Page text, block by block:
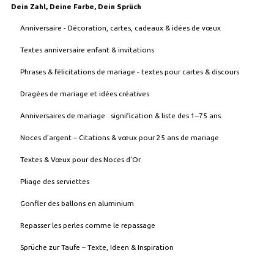
Dein Zahl, Deine Farbe, Dein Sprüch
Anniversaire - Décoration, cartes, cadeaux & idées de vœux
Textes anniversaire enfant & invitations
Phrases & félicitations de mariage - textes pour cartes & discours
Dragées de mariage et idées créatives
Anniversaires de mariage : signification & liste des 1–75 ans
Noces d’argent – Citations & vœux pour 25 ans de mariage
Textes & Vœux pour des Noces d’Or
Pliage des serviettes
Gonfler des ballons en aluminium
Repasser les perles comme le repassage
Sprüche zur Taufe – Texte, Ideen & Inspiration